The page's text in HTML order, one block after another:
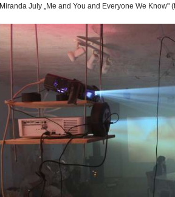
Miranda July „Me and You and Everyone We